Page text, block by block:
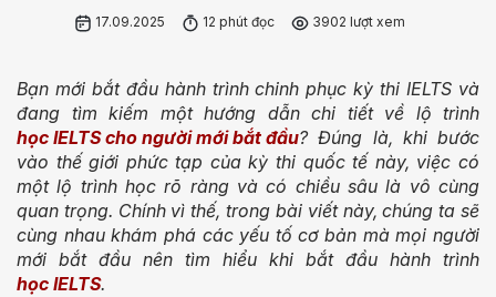
17.09.2025 12 phút đọc 3902 lượt xem
Bạn mới bắt đầu hành trình chinh phục kỳ thi IELTS và
đang tìm kiếm một hướng dẫn chi tiết về lộ trình
học IELTS cho người mới bắt đầu? Đúng là, khi bước
vào thế giới phức tạp của kỳ thi quốc tế này, việc có
một lộ trình học rõ ràng và có chiều sâu là vô cùng
quan trọng. Chính vì thế, trong bài viết này, chúng ta sẽ
cùng nhau khám phá các yếu tố cơ bản mà mọi người
mới bắt đầu nên tìm hiểu khi bắt đầu hành trình
học IELTS.